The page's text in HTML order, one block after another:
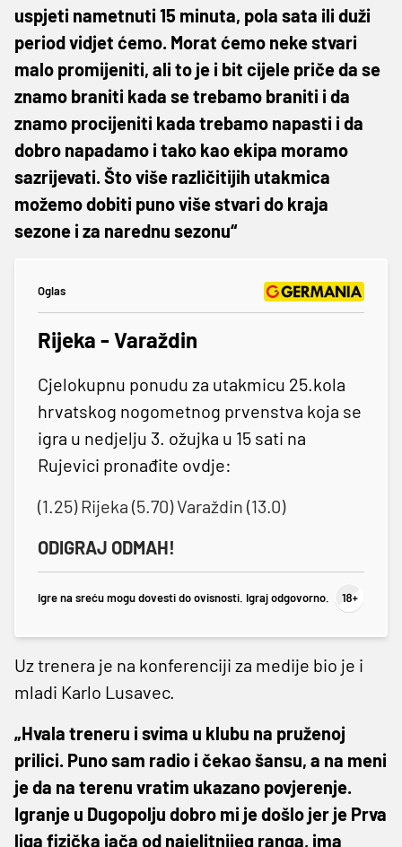
uspjeti nametnuti 15 minuta, pola sata ili duži
period vidjet ćemo. Morat ćemo neke stvari
malo promijeniti, ali to je i bit cijele priče da se
znamo braniti kada se trebamo braniti i da
znamo procijeniti kada trebamo napasti i da
dobro napadamo i tako kao ekipa moramo
sazrijevati. Što više različitijih utakmica
možemo dobiti puno više stvari do kraja
sezone i za narednu sezonu“
Oglas
Rijeka - Varaždin
Cjelokupnu ponudu za utakmicu 25.kola
hrvatskog nogometnog prvenstva koja se
igra u nedjelju 3. ožujka u 15 sati na
Rujevici pronađite ovdje:
(1.25) Rijeka (5.70) Varaždin (13.0)
ODIGRAJ ODMAH!
Igre na sreću mogu dovesti do ovisnosti. Igraj odgovorno.
Uz trenera je na konferenciji za medije bio je i
mladi Karlo Lusavec.
„Hvala treneru i svima u klubu na pruženoj
prilici. Puno sam radio i čekao šansu, a na meni
je da na terenu vratim ukazano povjerenje.
Igranje u Dugopolju dobro mi je došlo jer je Prva
liga fizička jača od najelitnijeg ranga, ima